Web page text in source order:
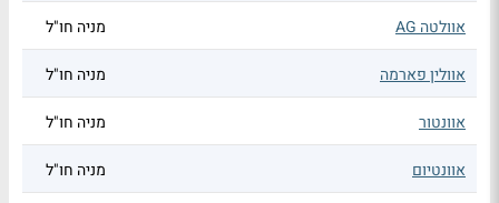
אוולטה AG מניה חו"ל
אוולין פארמה מניה חו"ל
אוונטור מניה חו"ל
אוונטיום מניה חו"ל